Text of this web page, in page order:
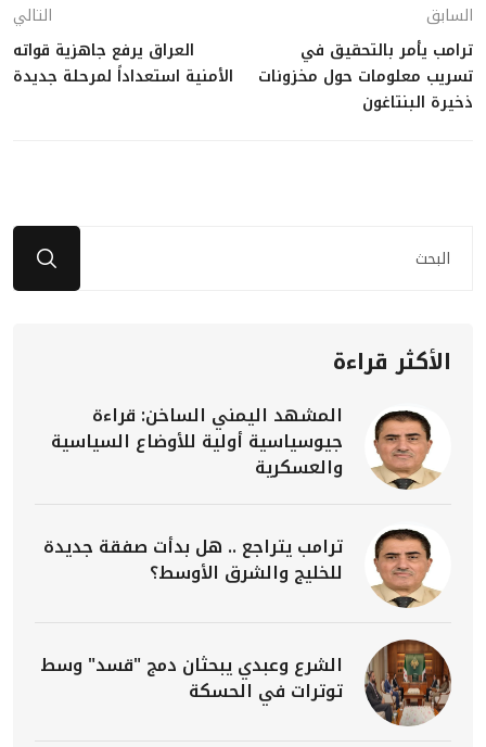
السابق
ترامب يأمر بالتحقيق في
تسريب معلومات حول مخزونات
ذخيرة البنتاغون
التالي
العراق يرفع جاهزية قواته
الأمنية استعداداً لمرحلة جديدة
الأكثر قراءة
المشهد اليمني الساخن: قراءة
جيوسياسية أولية للأوضاع السياسية
والعسكرية
ترامب يتراجع .. هل بدأت صفقة جديدة
للخليج والشرق الأوسط؟
الشرع وعبدي يبحثان دمج "قسد" وسط
توترات في الحسكة